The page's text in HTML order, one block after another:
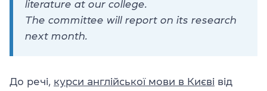
literature at our college.
The committee will report on its research
next month.
До речі, курси англійської мови в Києві від